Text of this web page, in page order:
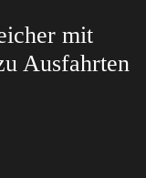
mit
Ausfahrten